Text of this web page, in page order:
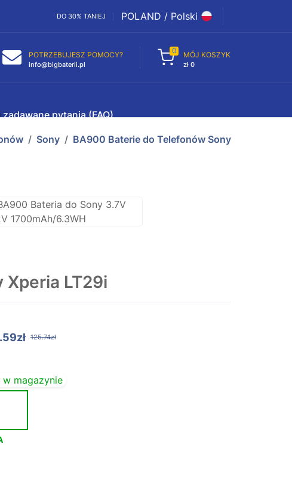
DO 30% TANIEJ POLAND / Polski
POTRZEBUJESZ POMOCY?
info@bigbaterii.pl
0 MÓJ KOSZYK
zł 0
pytania (FAQ)
Sony BA900 Baterie do Telefonów Sony
Xperia LT29i
125.74zł
w magazynie